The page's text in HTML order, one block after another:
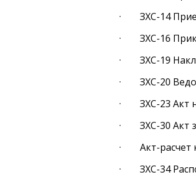
· ЗХС-14
· ЗХС-16
· ЗХС-19
· ЗХС-20
· ЗХС-23 Акт
· ЗХС-30 Акт
· Акт-расчет к
· ЗХС-34